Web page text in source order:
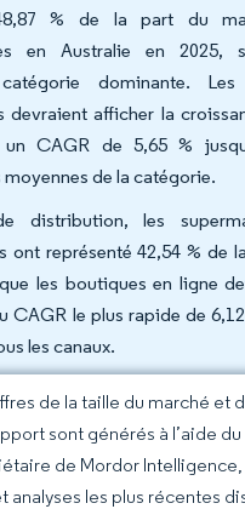
% de la part du
en Australie en 2025,
dominante. Les
devraient afficher la
CAGR de 5,65 %
moyennes de la catégorie.
distribution, les
ont représenté 42,54 % de
les boutiques en ligne
CAGR le plus rapide de
les canaux.
de la taille du marché et
sont générés à l’aide
de Mordor
analyses les plus récentes